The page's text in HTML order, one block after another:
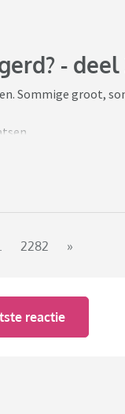
- deel
Sommige groot,
belerende
2282 »
reactie